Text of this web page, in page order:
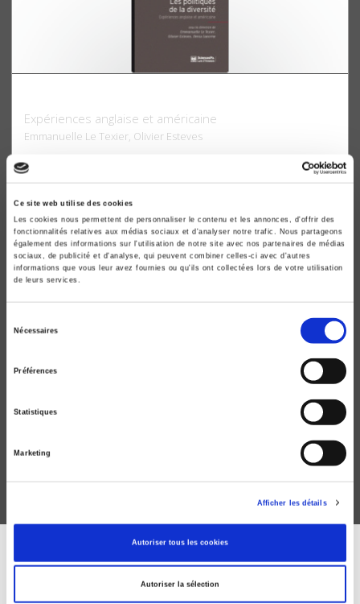
Ce site web utilise des cookies
Les cookies nous permettent de personnaliser le contenu et les annonces, d'offrir des
fonctionnalités relatives aux médias sociaux et d'analyser notre trafic. Nous partageons
également des informations sur l'utilisation de notre site avec nos partenaires de médias
sociaux, de publicité et d'analyse, qui peuvent combiner celles-ci avec d'autres
informations que vous leur avez fournies ou qu'ils ont collectées lors de votre utilisation
de leurs services.
Nécessaires
Préférences
Statistiques
Marketing
Afficher les détails
Autoriser tous les cookies
Autoriser la sélection
Expériences anglaise et américaine
Emmanuelle Le Texier, Olivier Esteves
Le barrio mexicain de San Diego - Californie
DISCOVER OUR JOURNALS